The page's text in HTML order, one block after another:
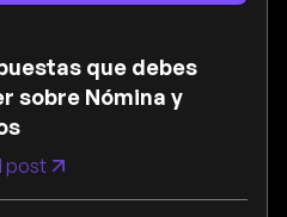
que debes
sobre Nómina y
post